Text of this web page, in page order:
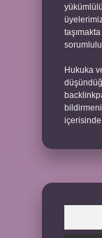
Hukuka
içerisinde